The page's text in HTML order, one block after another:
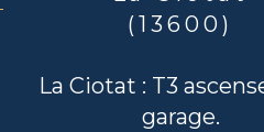
(13600)
La Ciotat : T3
garage.